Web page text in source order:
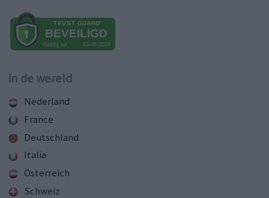
in de wereld
Nederland
France
Deutschland
Italia
Österreich
Schweiz